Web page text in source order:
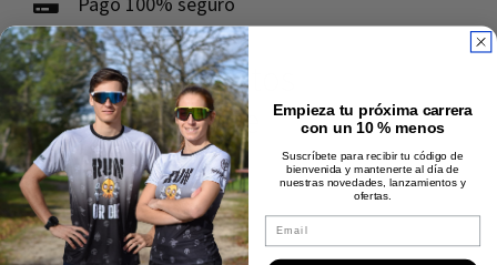
Calidad Premium
Comprados juntos
frecuentemente
Empieza tu próxima carrera
con un 10 % menos
Suscríbete para recibir tu código de
bienvenida y mantenerte al día de
nuestras novedades, lanzamientos y
ofertas.
Email